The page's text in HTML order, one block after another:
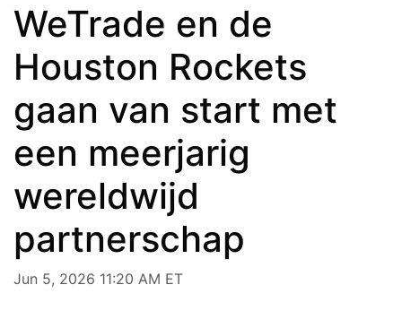
WeTrade en de
Houston Rockets
gaan van start met
een meerjarig
wereldwijd
partnerschap
Jun 5, 2026 11:20 AM ET